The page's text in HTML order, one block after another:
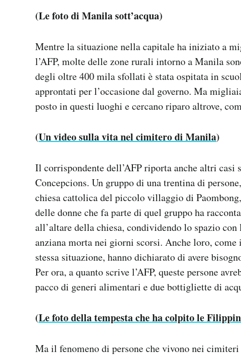
(Le foto di Manila sott’acqua)
Mentre la situazione nella capitale ha iniziato a
l’AFP, molte delle zone rurali intorno a Manila
degli oltre 400 mila sfollati è stata ospitata in
approntati per l’occasione dal governo. Ma
posto in questi luoghi e cercano riparo altrove,
(Un video sulla vita nel cimitero di Manila)
Il corrispondente dell’AFP riporta anche altri
Concepcions. Un gruppo di una trentina di
chiesa cattolica del piccolo villaggio di
delle donne che fa parte di quel gruppo ha
all’altare della chiesa, condividendo lo spazio
anziana morta nei giorni scorsi. Anche loro,
stessa situazione, hanno dichiarato di avere
Per ora, a quanto scrive l’AFP, queste persone
pacco di generi alimentari e due bottigliette di
(Le foto della tempesta che ha colpito le
Ma il fenomeno di persone che vivono nei